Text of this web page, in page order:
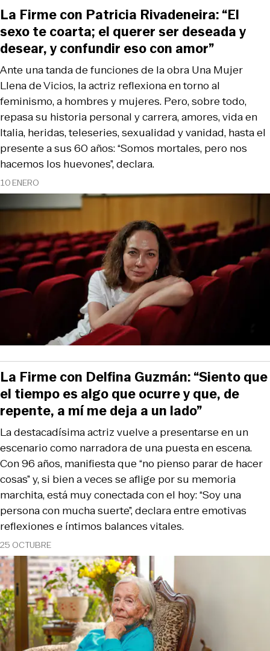
10 ENERO
Ante una tanda de funciones de la obra Una Mujer
Llena de Vicios, la actriz reflexiona en torno al
feminismo, a hombres y mujeres. Pero, sobre todo,
repasa su historia personal y carrera, amores, vida en
Italia, heridas, teleseries, sexualidad y vanidad, hasta el
presente a sus 60 años: “Somos mortales, pero nos
hacemos los huevones”, declara.
La Firme con Patricia Rivadeneira: “El
sexo te coarta; el querer ser deseada y
desear, y confundir eso con amor”
25 OCTUBRE
La destacadísima actriz vuelve a presentarse en un
escenario como narradora de una puesta en escena.
Con 96 años, manifiesta que “no pienso parar de hacer
cosas” y, si bien a veces se aflige por su memoria
marchita, está muy conectada con el hoy: “Soy una
persona con mucha suerte”, declara entre emotivas
reflexiones e íntimos balances vitales.
La Firme con Delfina Guzmán: “Siento que
el tiempo es algo que ocurre y que, de
repente, a mí me deja a un lado”